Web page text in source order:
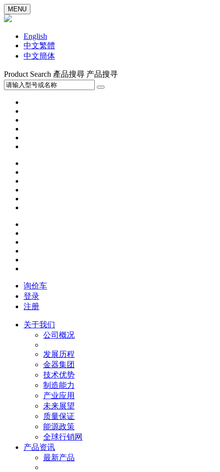
MENU
English
中文繁體
中文簡体
Product Search 產品搜尋 产品搜寻
询价车
登录
注册
关于我们
公司概况
发展历程
金器集团
技术优势
制造能力
产业应用
未来展望
质量保证
能源政策
全球行销网
产品资讯
最新产品